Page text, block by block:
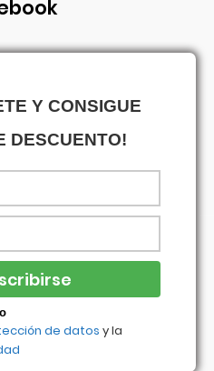
con porAgencia
Y CONSIGUE
DESCUENTO!
de datos y la